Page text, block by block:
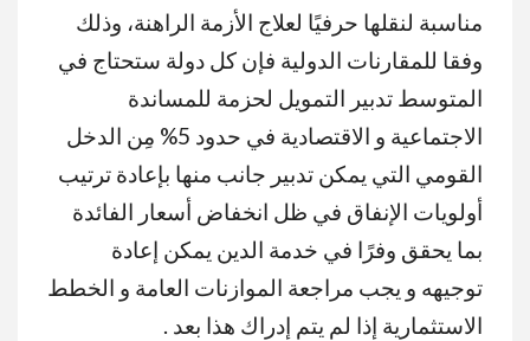
مناسبة لنقلها حرفيًا لعلاج الأزمة الراهنة، وذلك
وفقا للمقارنات الدولية فإن كل دولة ستحتاج في
المتوسط تدبير التمويل لحزمة للمساندة
الاجتماعية و الاقتصادية في حدود 5% مِن الدخل
القومي التي يمكن تدبير جانب منها بإعادة ترتيب
أولويات الإنفاق في ظل انخفاض أسعار الفائدة
بما يحقق وفرًا في خدمة الدين يمكن إعادة
توجيهه و يجب مراجعة الموازنات العامة و الخطط
الاستثمارية إذا لم يتم إدراك هذا بعد .